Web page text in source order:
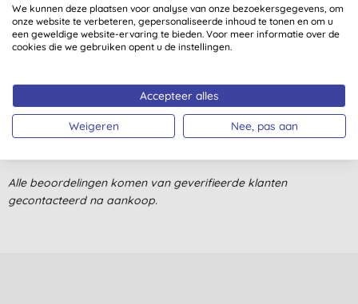
Klantbeoordelingen
4,0 beoordeling
Goed product
H. H. C., Almere
Alle beoordelingen komen van geverifieerde klanten
gecontacteerd na aankoop.
We kunnen deze plaatsen voor analyse van onze bezoekersgegevens, om
onze website te verbeteren, gepersonaliseerde inhoud te tonen en om u
een geweldige website-ervaring te bieden. Voor meer informatie over de
cookies die we gebruiken opent u de instellingen.
Accepteer alles
Weigeren Nee, pas aan